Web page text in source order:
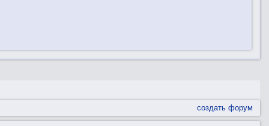
создать форум